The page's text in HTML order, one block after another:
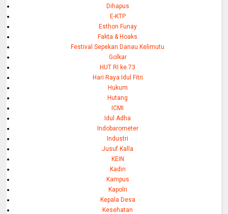
Dihapus
E-KTP
Esthon Funay
Fakta & Hoaks
Festival Sepekan Danau Kelimutu
Golkar
HUT RI ke 73
Hari Raya Idul Fitri
Hukum
Hutang
ICMI
Idul Adha
Indobarometer
Industri
Jusuf Kalla
KEIN
Kadin
Kampus
Kapolri
Kepala Desa
Kesehatan